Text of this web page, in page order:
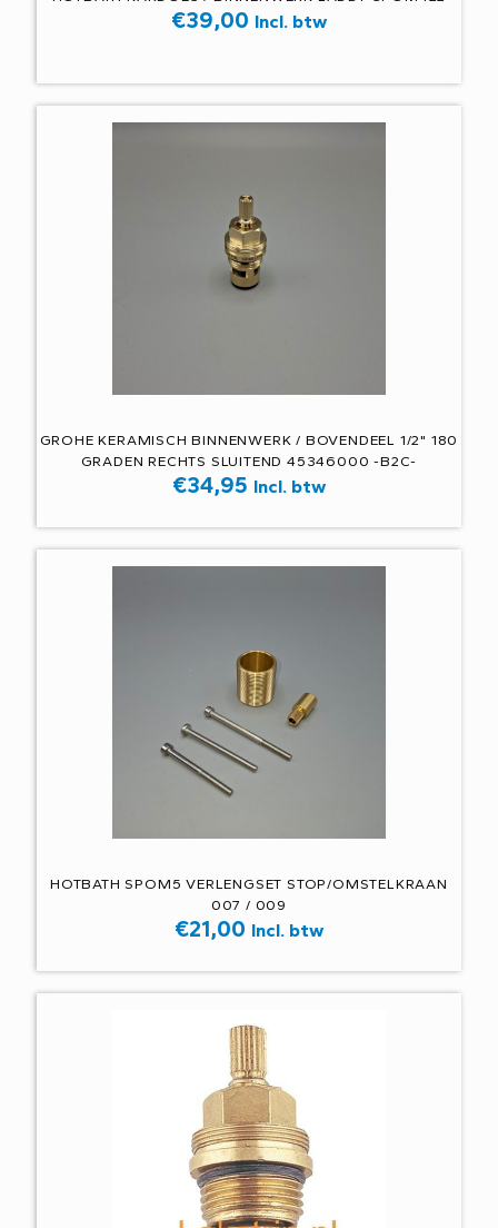
€39,00 Incl. btw
GROHE KERAMISCH BINNENWERK / BOVENDEEL 1/2" 180
GRADEN RECHTS SLUITEND 45346000 -B2C-
€34,95 Incl. btw
HOTBATH SPOM5 VERLENGSET STOP/OMSTELKRAAN
007 / 009
€21,00 Incl. btw